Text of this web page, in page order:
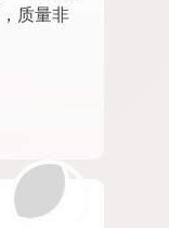
质量非